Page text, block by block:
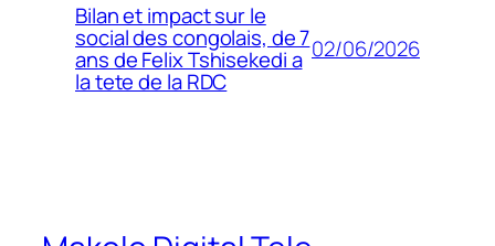
Bilan et impact sur le
social des congolais, de 7
ans de Felix Tshisekedi a
la tete de la RDC
02/06/2026